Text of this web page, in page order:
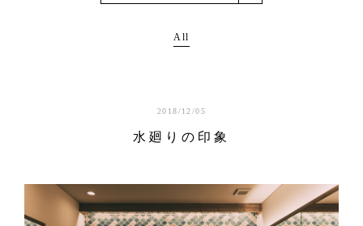
All
2018/12/05
水廻りの印象